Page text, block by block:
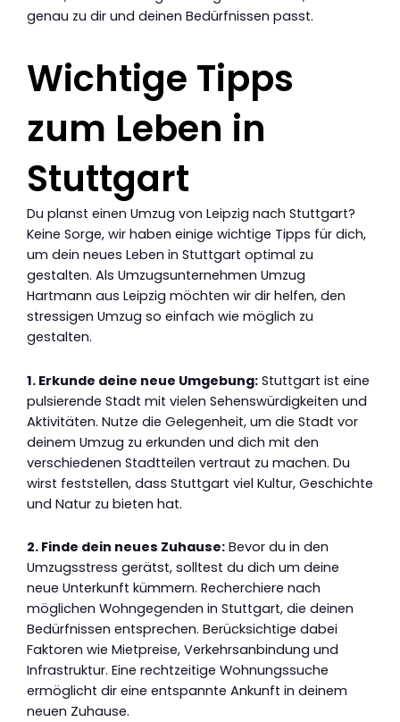
genau zu dir und deinen Bedürfnissen passt.
Wichtige Tipps
zum Leben in
Stuttgart
Du planst einen Umzug von Leipzig nach Stuttgart?
Keine Sorge, wir haben einige wichtige Tipps für dich,
um dein neues Leben in Stuttgart optimal zu
gestalten. Als Umzugsunternehmen Umzug
Hartmann aus Leipzig möchten wir dir helfen, den
stressigen Umzug so einfach wie möglich zu
gestalten.
1. Erkunde deine neue Umgebung: Stuttgart ist eine
pulsierende Stadt mit vielen Sehenswürdigkeiten und
Aktivitäten. Nutze die Gelegenheit, um die Stadt vor
deinem Umzug zu erkunden und dich mit den
verschiedenen Stadtteilen vertraut zu machen. Du
wirst feststellen, dass Stuttgart viel Kultur, Geschichte
und Natur zu bieten hat.
2. Finde dein neues Zuhause: Bevor du in den
Umzugsstress gerätst, solltest du dich um deine
neue Unterkunft kümmern. Recherchiere nach
möglichen Wohngegenden in Stuttgart, die deinen
Bedürfnissen entsprechen. Berücksichtige dabei
Faktoren wie Mietpreise, Verkehrsanbindung und
Infrastruktur. Eine rechtzeitige Wohnungssuche
ermöglicht dir eine entspannte Ankunft in deinem
neuen Zuhause.